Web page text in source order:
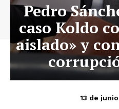
Pedro
caso Koldo
aislado» y
13 de